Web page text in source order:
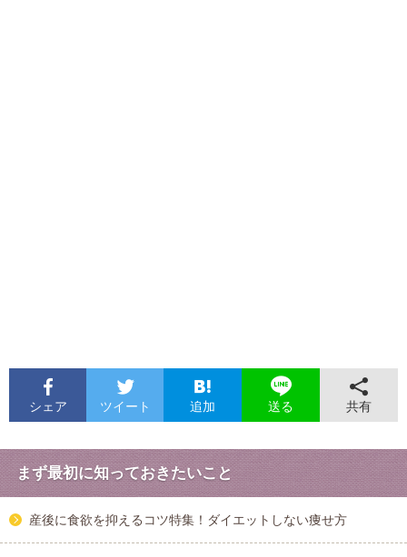
シェア ツイート 追加 送る 共有
まず最初に知っておきたいこと
産後に食欲を抑えるコツ特集！ダイエットしない痩せ方